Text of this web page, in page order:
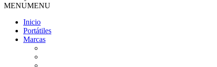
compra venta y reparación
MENUMENU
Inicio
Portátiles
Marcas